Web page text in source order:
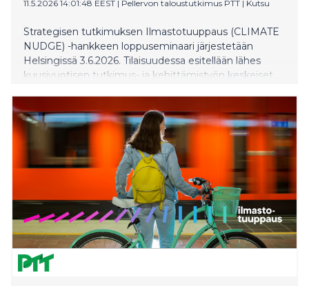
11.5.2026 14:01:48 EEST | Pellervon taloustutkimus PTT | Kutsu
Strategisen tutkimuksen Ilmastotuuppaus (CLIMATE
NUDGE) -hankkeen loppuseminaari järjestetään
Helsingissä 3.6.2026. Tilaisuudessa esitellään lähes
kuusivuotisen tutkimus- ja kehittämistyön keskeiset
kasvihuonekaasupäästöjä ja vahvistaa metsien
hiilinieluja.